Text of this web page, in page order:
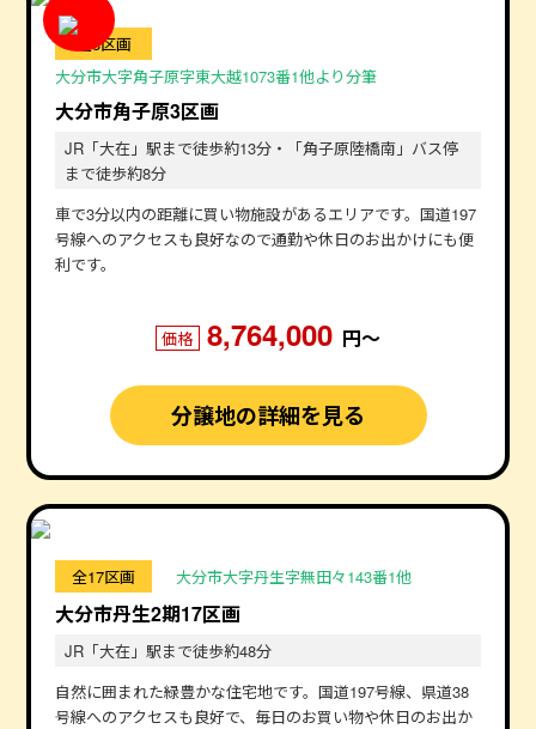
全3区画
大分市大字角子原字東大越1073番1他より分筆
大分市角子原3区画
JR「大在」駅まで徒歩約13分・「角子原陸橋南」バス停
まで徒歩約8分
車で3分以内の距離に買い物施設があるエリアです。国道197
号線へのアクセスも良好なので通勤や休日のお出かけにも便
利です。
価格 8,764,000 円〜
分譲地の詳細を見る
全17区画 大分市大字丹生字無田々143番1他
大分市丹生2期17区画
JR「大在」駅まで徒歩約48分
自然に囲まれた緑豊かな住宅地です。国道197号線、県道38
号線へのアクセスも良好で、毎日のお買い物や休日のお出か